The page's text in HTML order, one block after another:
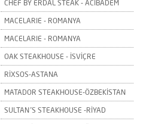
CHEF BY ERDAL STEAK - ACIBADEM
MACELARIE - ROMANYA
MACELARIE - ROMANYA
OAK STEAKHOUSE - İSVİÇRE
RİXSOS-ASTANA
MATADOR STEAKHOUSE-ÖZBEKİSTAN
SULTAN´S STEAKHOUSE -RİYAD